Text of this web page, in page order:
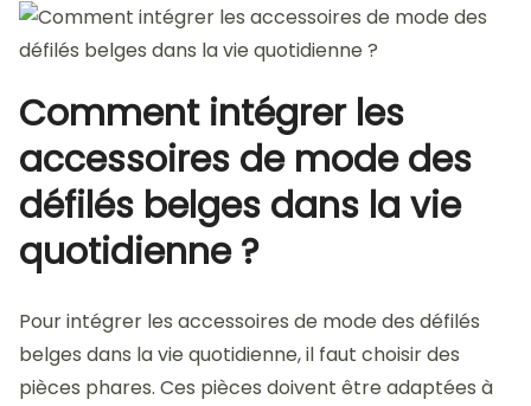
Comment intégrer les
accessoires de mode des
défilés belges dans la vie
quotidienne ?
Pour intégrer les accessoires de mode des défilés
belges dans la vie quotidienne, il faut choisir des
pièces phares. Ces pièces doivent être adaptées à